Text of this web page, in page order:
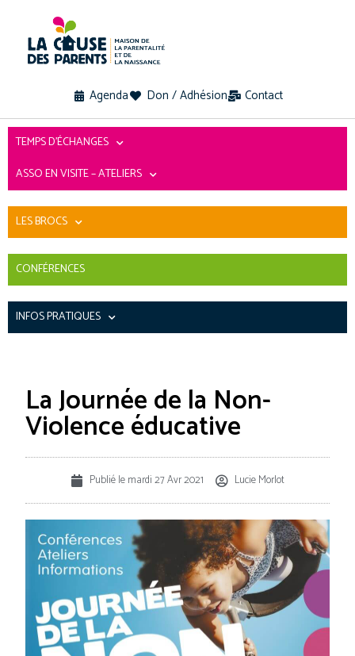
Agenda Don / Adhésion Contact
TEMPS D’ÉCHANGES
ASSO EN VISITE – ATELIERS
LES BROCS
CONFÉRENCES
INFOS PRATIQUES
La Journée de la Non-
Violence éducative
Publié lemardi 27 Avr 2021 Lucie Morlot